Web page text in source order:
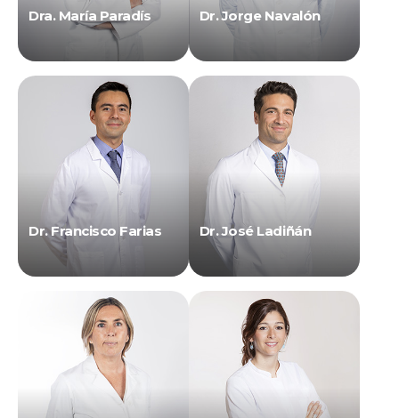
Dra. María Paradís Dr. Jorge Navalón
Dr. Francisco Farias Dr. José Ladiñán